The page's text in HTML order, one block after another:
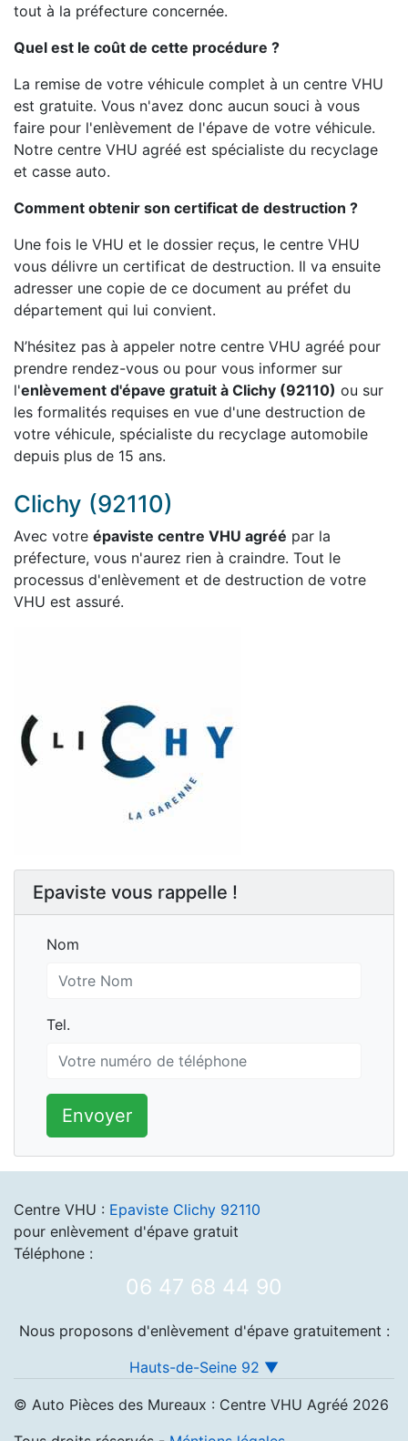
tout à la préfecture concernée.
Quel est le coût de cette procédure ?
La remise de votre véhicule complet à un centre VHU
est gratuite. Vous n'avez donc aucun souci à vous
faire pour l'enlèvement de l'épave de votre véhicule.
Notre centre VHU agréé est spécialiste du recyclage
et casse auto.
Comment obtenir son certificat de destruction ?
Une fois le VHU et le dossier reçus, le centre VHU
vous délivre un certificat de destruction. Il va ensuite
adresser une copie de ce document au préfet du
département qui lui convient.
N’hésitez pas à appeler notre centre VHU agréé pour
prendre rendez-vous ou pour vous informer sur
l'enlèvement d'épave gratuit à Clichy (92110) ou sur
les formalités requises en vue d'une destruction de
votre véhicule, spécialiste du recyclage automobile
depuis plus de 15 ans.
Clichy (92110)
Avec votre épaviste centre VHU agréé par la
préfecture, vous n'aurez rien à craindre. Tout le
processus d'enlèvement et de destruction de votre
VHU est assuré.
Epaviste vous rappelle !
Nom
Nom
Tel.
Tel.
Envoyer
Centre VHU : Epaviste Clichy 92110
pour enlèvement d'épave gratuit
Téléphone :
06 47 68 44 90
Nous proposons d'enlèvement d'épave gratuitement :
Hauts-de-Seine 92 ▼
© Auto Pièces des Mureaux : Centre VHU Agréé 2026